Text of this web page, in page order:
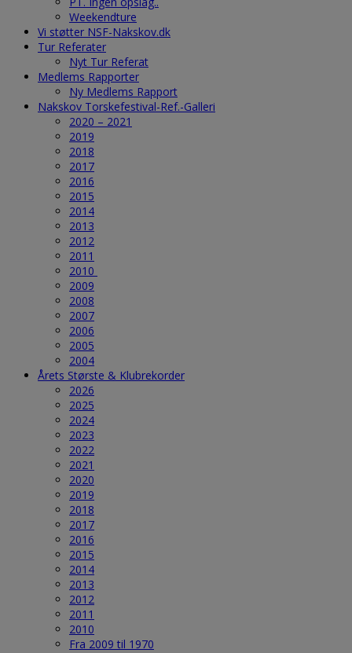
Weekendture
Vi støtter NSF-Nakskov.dk
Tur Referater
Nyt Tur Referat
Medlems Rapporter
Ny Medlems Rapport
Nakskov Torskefestival-Ref.-Galleri
2020 – 2021
2019
2018
2017
2016
2015
2014
2013
2012
2011
2010
2009
2008
2007
2006
2005
2004
Årets Største & Klubrekorder
2026
2025
2024
2023
2022
2021
2020
2019
2018
2017
2016
2015
2014
2013
2012
2011
2010
Fra 2009 til 1970